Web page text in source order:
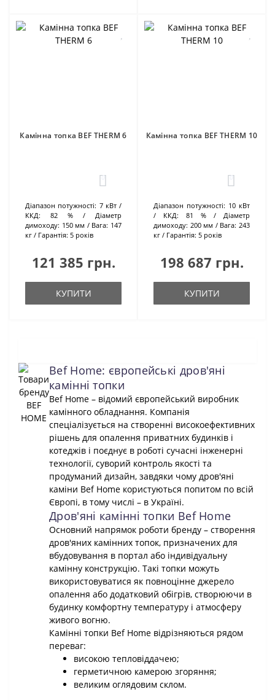
Камінна топка BEF THERM 6
0
Діапазон потужності: 7 кВт
ККД:
82 %
Діаметр
димоходу: 150 мм Вага: 147
кг
Гарантія: 5 років
121 385 грн.
КУПИТИ
Камінна топка BEF THERM 10
0
Діапазон потужності: 10 кВт
ККД:
81 %
Діаметр
димоходу: 200 мм Вага: 243
кг
Гарантія: 5 років
198 687 грн.
КУПИТИ
Bef Home: європейські дров'яні
камінні топки
Bef Home – відомий європейський виробник
камінного обладнання. Компанія
спеціалізується на створенні високоефективних
рішень для опалення приватних будинків і
котеджів і поєднує в роботі сучасні інженерні
технології, суворий контроль якості та
продуманий дизайн, завдяки чому дров'яні
каміни Bef Home користуються попитом по всій
Європі, в тому числі – в Україні.
Дров'яні камінні топки Bef Home
Основний напрямок роботи бренду – створення
дров'яних камінних топок, призначених для
вбудовування в портал або індивідуальну
камінну конструкцію. Такі топки можуть
використовуватися як повноцінне джерело
опалення або додатковий обігрів, створюючи в
будинку комфортну температуру і атмосферу
живого вогню.
Камінні топки Bef Home відрізняються рядом
переваг:
високою тепловіддачею;
герметичною камерою згоряння;
великим оглядовим склом.